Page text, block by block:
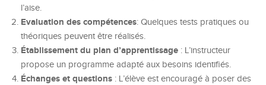
l’aise.
Evaluation des compétences: Quelques tests pratiques ou
théoriques peuvent être réalisés.
Établissement du plan d’apprentissage : L’instructeur
propose un programme adapté aux besoins identifiés.
Échanges et questions : L’élève est encouragé à poser des